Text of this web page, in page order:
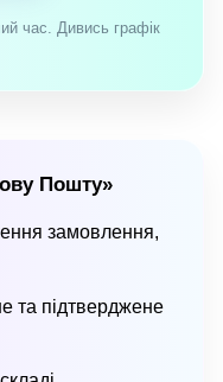
час. Дивись графік
Пошту»
замовлення,
та підтверджене